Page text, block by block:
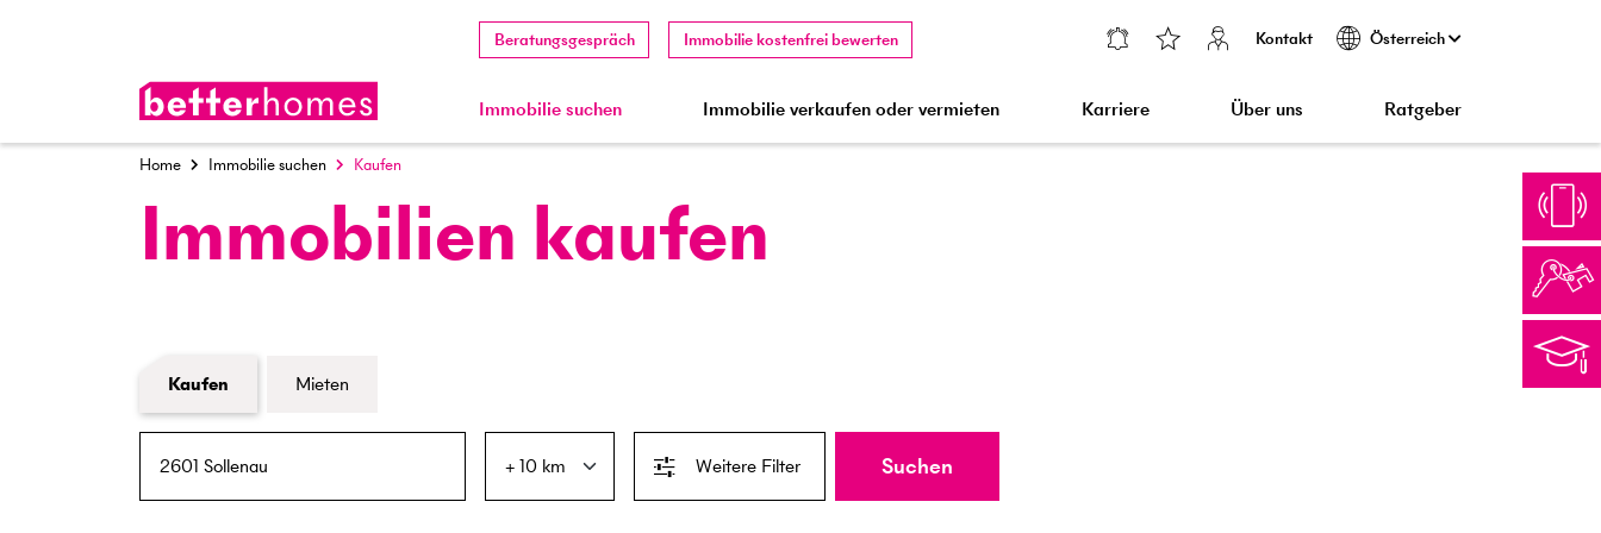
Beratungsgespräch Immobilie kostenfrei bewerten Kontakt Österreich
Immobilie suchen Immobilie verkaufen oder vermieten Karriere Über uns Ratgeber
Home Immobilie suchen Kaufen
Immobilien kaufen
Formular Immobiliensuche
Kaufen
Mieten
Weitere Filter Suchen